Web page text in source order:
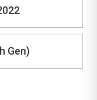
Gen)